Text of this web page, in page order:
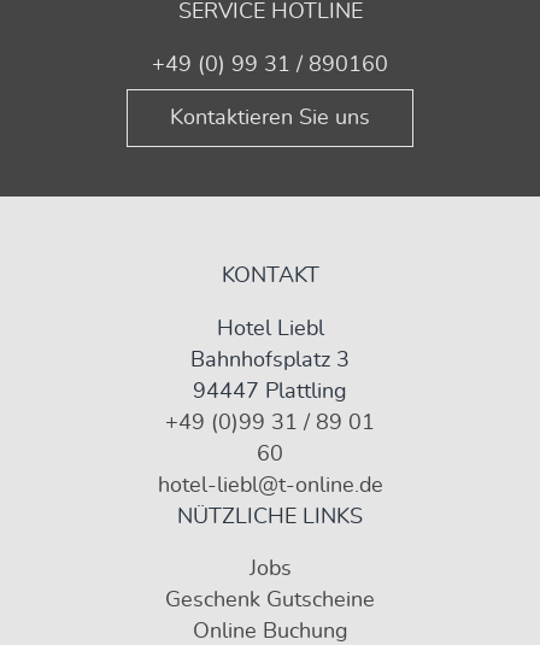
SERVICE HOTLINE
+49 (0) 99 31 / 890160
Kontaktieren Sie uns
KONTAKT
Hotel Liebl
Bahnhofsplatz 3
94447 Plattling
+49 (0)99 31 / 89 01
60
hotel-liebl@t-online.de
NÜTZLICHE LINKS
Jobs
Geschenk Gutscheine
Online Buchung